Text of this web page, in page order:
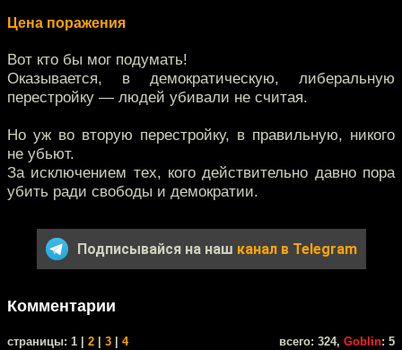
Цена поражения
Вот кто бы мог подумать!
Оказывается, в демократическую, либеральную
перестройку — людей убивали не считая.
Но уж во вторую перестройку, в правильную, никого
не убьют.
За исключением тех, кого действительно давно пора
убить ради свободы и демократии.
Подписывайся на наш канал в Telegram
Комментарии
cтраницы: 1 | 2 3 4 всего: 324, Goblin: 5